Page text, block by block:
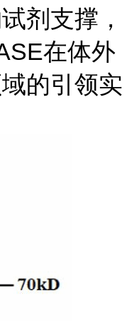
剂支撑，
在体外
的引领实